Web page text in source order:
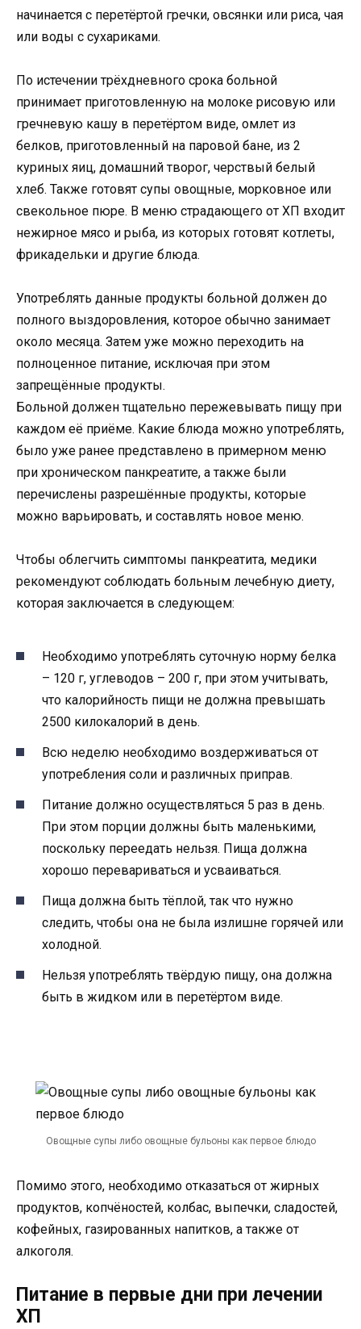
начинается с перетёртой гречки, овсянки или риса, чая
или воды с сухариками.
По истечении трёхдневного срока больной
принимает приготовленную на молоке рисовую или
гречневую кашу в перетёртом виде, омлет из
белков, приготовленный на паровой бане, из 2
куриных яиц, домашний творог, черствый белый
хлеб. Также готовят супы овощные, морковное или
свекольное пюре. В меню страдающего от ХП входит
нежирное мясо и рыба, из которых готовят котлеты,
фрикадельки и другие блюда.
Употреблять данные продукты больной должен до
полного выздоровления, которое обычно занимает
около месяца. Затем уже можно переходить на
полноценное питание, исключая при этом
запрещённые продукты.
Больной должен тщательно пережевывать пищу при
каждом её приёме. Какие блюда можно употреблять,
было уже ранее представлено в примерном меню
при хроническом панкреатите, а также были
перечислены разрешённые продукты, которые
можно варьировать, и составлять новое меню.
Чтобы облегчить симптомы панкреатита, медики
рекомендуют соблюдать больным лечебную диету,
которая заключается в следующем:
Необходимо употреблять суточную норму белка
– 120 г, углеводов – 200 г, при этом учитывать,
что калорийность пищи не должна превышать
2500 килокалорий в день.
Всю неделю необходимо воздерживаться от
употребления соли и различных приправ.
Питание должно осуществляться 5 раз в день.
При этом порции должны быть маленькими,
поскольку переедать нельзя. Пища должна
хорошо перевариваться и усваиваться.
Пища должна быть тёплой, так что нужно
следить, чтобы она не была излишне горячей или
холодной.
Нельзя употреблять твёрдую пищу, она должна
быть в жидком или в перетёртом виде.
Овощные супы либо овощные бульоны как первое блюдо
Помимо этого, необходимо отказаться от жирных
продуктов, копчёностей, колбас, выпечки, сладостей,
кофейных, газированных напитков, а также от
алкоголя.
Питание в первые дни при лечении
ХП